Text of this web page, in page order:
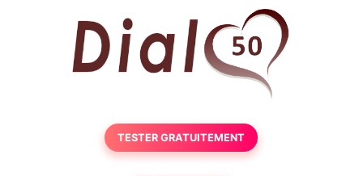
TESTER GRATUITEMENT